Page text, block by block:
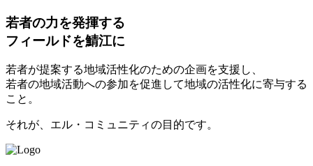
若者の力を発揮する
フィールドを鯖江に
若者が提案する地域活性化のための企画を支援し、
若者の地域活動への参加を促進して地域の活性化に寄与する
こと。
それが、エル・コミュニティの目的です。